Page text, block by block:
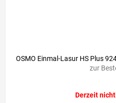
OSMO Einmal-Lasur HS Plus
zur
Derzeit